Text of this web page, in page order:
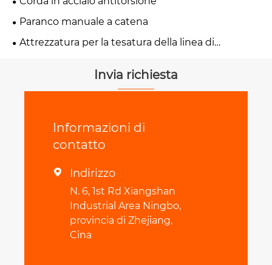
Paranco manuale a catena
Attrezzatura per la tesatura della linea di
Invia richiesta
Informazioni di
contatto
 Indirizzo
N. 6, 1st Rd Xiangshan
Industrial Area Ningbo,
provincia di Zhejiang,
Cina